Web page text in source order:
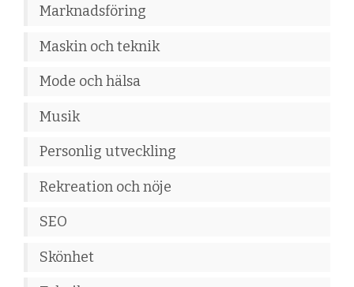
Marknadsföring
Maskin och teknik
Mode och hälsa
Musik
Personlig utveckling
Rekreation och nöje
SEO
Skönhet